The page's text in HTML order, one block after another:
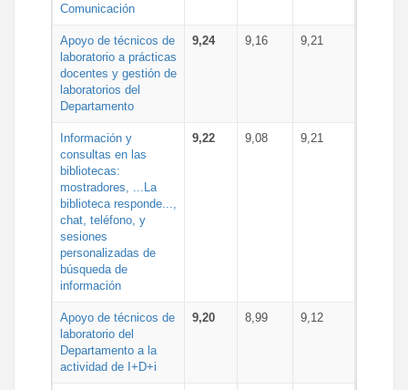
Comunicación
Apoyo de técnicos de
laboratorio a prácticas
docentes y gestión de
laboratorios del
Departamento
9,24 9,16 9,21
Información y
consultas en las
bibliotecas:
mostradores, ...La
biblioteca responde...,
chat, teléfono, y
sesiones
personalizadas de
búsqueda de
información
9,22 9,08 9,21
Apoyo de técnicos de
laboratorio del
Departamento a la
actividad de I+D+i
9,20 8,99 9,12